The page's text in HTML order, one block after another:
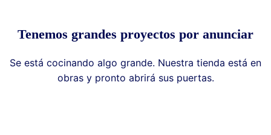
Tenemos grandes proyectos por anunciar
Se está cocinando algo grande. Nuestra tienda está en
obras y pronto abrirá sus puertas.